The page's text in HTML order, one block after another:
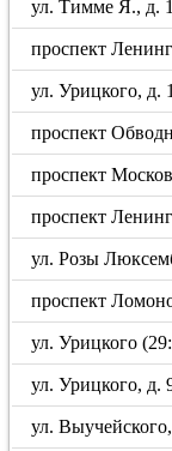
ул. Тимме Я., д.
проспект
ул. Урицкого, д. 1
проспект
проспект
проспект
ул. Розы
проспект
ул. Урицкого
ул. Урицкого, д.
ул.